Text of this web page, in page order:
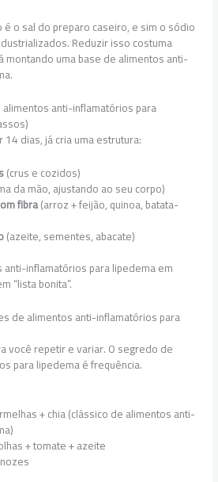
é o sal do preparo caseiro, e sim o sódio
Reduzir isso costuma
montando uma base de alimentos anti-
anti-inflamatórios para
dias, já cria uma estrutura:
(crus e cozidos)
da mão, ajustando ao seu corpo)
fibra(arroz + feijão, quinoa, batata-
(azeite, sementes, abacate)
inflamatórios para lipedema em
“lista bonita”.
de alimentos anti-inflamatórios para
você repetir e variar. O segredo de
para lipedema é frequência.
+ chia (clássico de alimentos anti-
+ tomate + azeite